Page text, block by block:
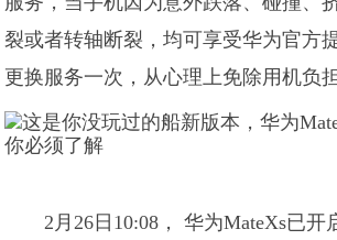
裂或者转轴断裂，均可享受华为官方
更换服务一次，从心理上免除用机负担
2月26日10:08， 华为MateXs已开